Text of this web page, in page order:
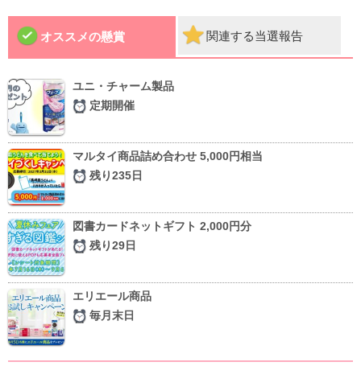
オススメの懸賞 関連する当選報告
ユニ・チャーム製品
定期開催
マルタイ商品詰め合わせ 5,000円相当
残り235日
図書カードネットギフト 2,000円分
残り29日
エリエール商品
毎月末日